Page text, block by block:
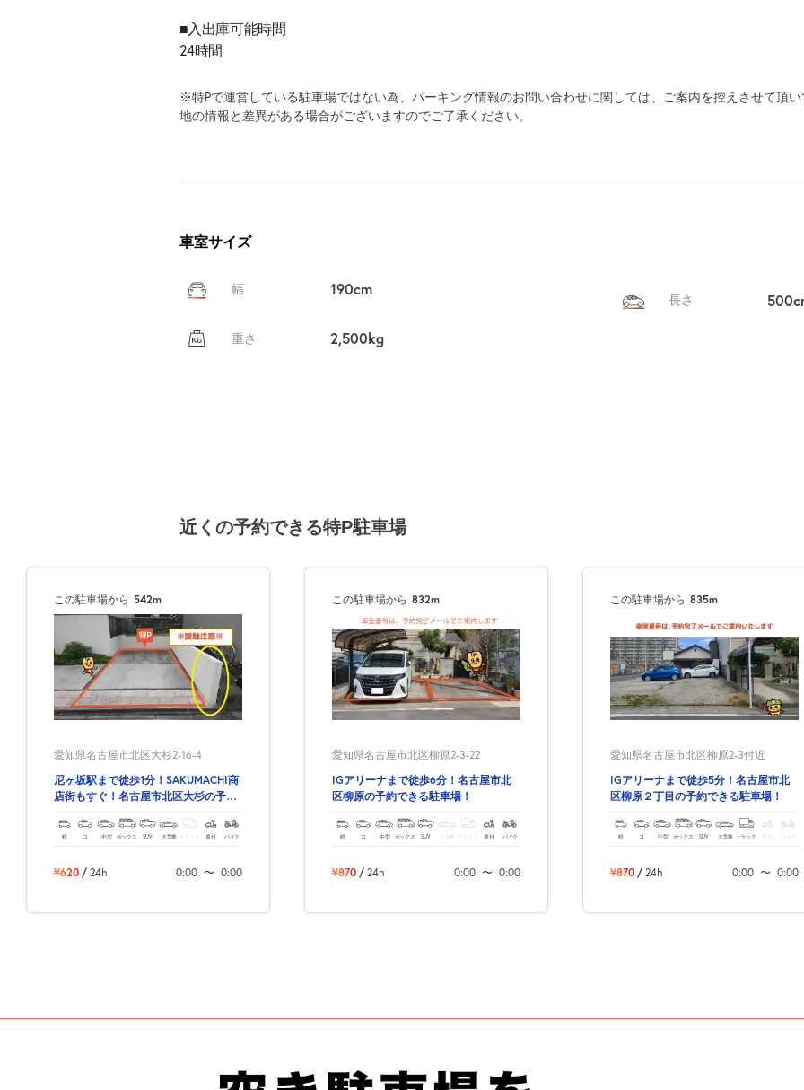
■入出庫可能時間
24時間
※特Pで運営している駐車場ではない為、パーキング情報のお問い合わせに関しては、ご案内を控えさせて頂
地の情報と差異がある場合がございますのでご了承ください。
車室サイズ
幅 190cm
長さ
重さ 2,500kg
近くの予約できる特P駐車場
この駐車場から 542m
愛知県名古屋市北区大杉2-16-4
尼ヶ坂駅まで徒歩1分！SAKUMACHI商
店街もすぐ！名古屋市北区大杉の予約
軽 コ 中型 ボックス SUV 大型車 トラック 原付 バイク
¥620 / 24h 0:00 〜 0:00
この駐車場から 832m
愛知県名古屋市北区柳原2-3-22
IGアリーナまで徒歩6分！名古屋市北
区柳原の予約できる駐車場！
軽 コ 中型 ボックス SUV 大型車 トラック 原付 バイク
¥870 / 24h 0:00 〜 0:00
この駐車場から 835m
愛知県名古屋市北区柳原2-3付近
IGアリーナまで徒歩5分！名古屋市北
区柳原２丁目の予約できる駐車場！
軽 コ 中型 ボックス SUV 大型車 トラック バイク
¥870 / 24h 0:00 〜 0:00
次へ